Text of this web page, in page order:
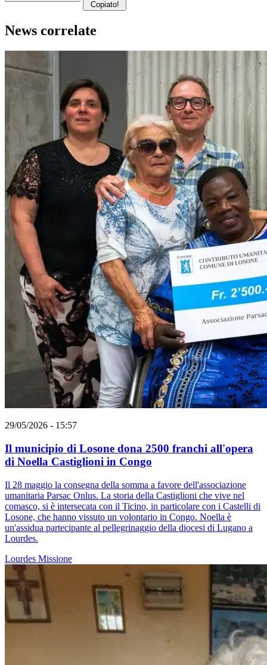
Copiato!
News correlate
29/05/2026 - 15:57
Il municipio di Losone dona 2500 franchi all'opera
di Noella Castiglioni in Congo
Il 28 maggio la consegna della somma a favore dell'associazione
umanitaria Parsac Onlus. La storia della Castiglioni che vive nel
comasco, si è intersecata con il Ticino, in particolare con i Castelli di
Losone, che hanno vissuto un volontario in Congo. Noella è
un'assidua partecipante al pellegrinaggio della diocesi di Lugano a
Lourdes.
Lourdes Missione